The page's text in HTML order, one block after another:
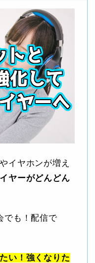
イヤホンが増え
ヤーがどんどん
でも！配信で
い！強くなりた